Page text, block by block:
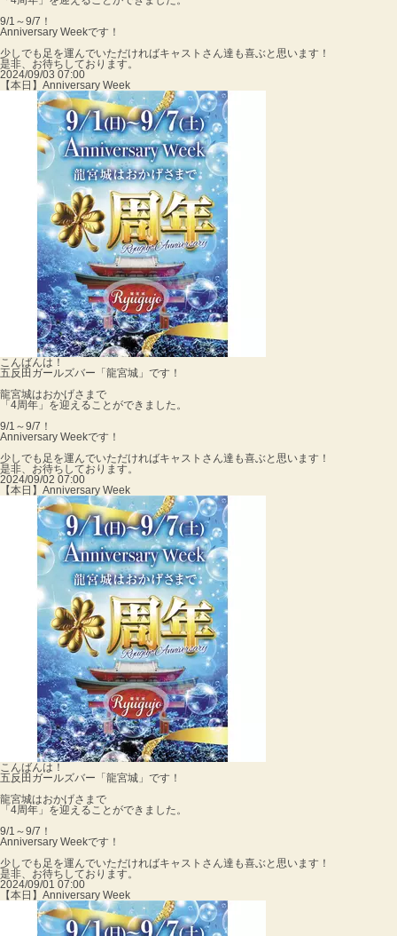
9/1～9/7！
Anniversary Weekです！
少しでも足を運んでいただければキャストさん達も喜ぶと思います！
是非、お待ちしております。
2024/09/03 07:00
【本日】Anniversary Week
こんばんは！
五反田ガールズバー「龍宮城」です！
龍宮城はおかげさまで
「4周年」を迎えることができました。
9/1～9/7！
Anniversary Weekです！
少しでも足を運んでいただければキャストさん達も喜ぶと思います！
是非、お待ちしております。
2024/09/02 07:00
【本日】Anniversary Week
こんばんは！
五反田ガールズバー「龍宮城」です！
龍宮城はおかげさまで
「4周年」を迎えることができました。
9/1～9/7！
Anniversary Weekです！
少しでも足を運んでいただければキャストさん達も喜ぶと思います！
是非、お待ちしております。
2024/09/01 07:00
【本日】Anniversary Week